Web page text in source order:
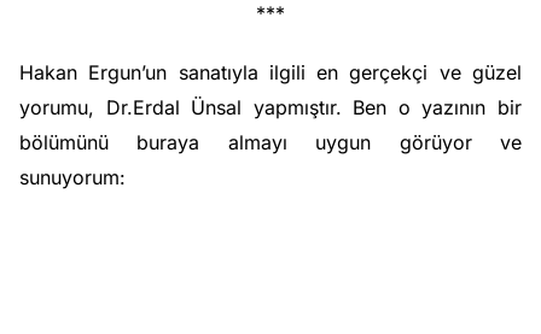
***
Hakan Ergun’un sanatıyla ilgili en gerçekçi ve güzel
yorumu, Dr.Erdal Ünsal yapmıştır. Ben o yazının bir
bölümünü buraya almayı uygun görüyor ve
sunuyorum: